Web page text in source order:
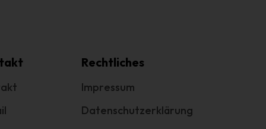
Rechtliches
Impressum
Datenschutzerklärung